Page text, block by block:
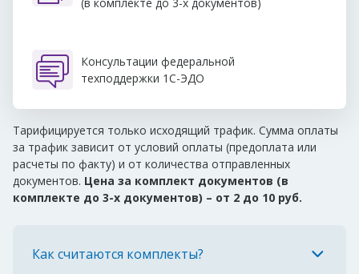
Консультации федеральной
техподдержки 1С-ЭДО
Тарифицируется только исходящий трафик. Сумма оплаты
за трафик зависит от условий оплаты (предоплата или
расчеты по факту) и от количества отправленных
документов. Цена за комплект документов (в
комплекте до 3-х документов) – от 2 до 10 руб.
Как считаются комплекты?